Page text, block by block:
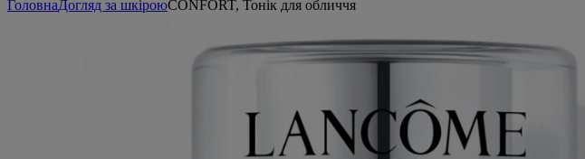
ГоловнаДогляд за шкіроюCONFORT, Тонік для обличчя